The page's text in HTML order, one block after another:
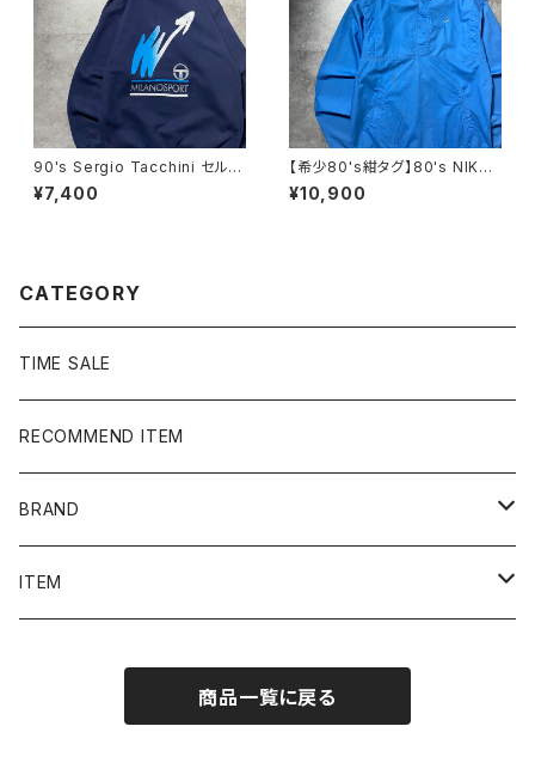
90's Sergio Tacchini セルジ
オタッキーニ 刺繍ワンポイン
ト ハーフジップ バックプリン
¥7,400
【希少80's紺タグ】80's NIKE
ナイキ 紺タグ スウォッシュ
刺繍ワンポイント スタンドカラ
¥10,900
CATEGORY
TIME SALE
RECOMMEND ITEM
BRAND
NIKE
ITEM
商品一覧に戻る